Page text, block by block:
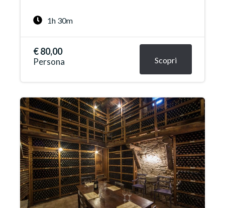
1h 30m
€ 80,00
Persona Scopri